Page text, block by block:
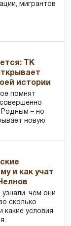
мигрантов
ТК
истории
помнят
Родным – но
новую
и как учат
узнали, чем они
сколько
какие условия